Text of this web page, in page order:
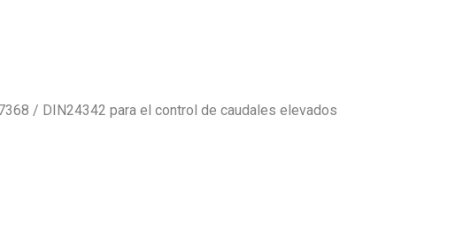
/ DIN24342 para el control de caudales elevados